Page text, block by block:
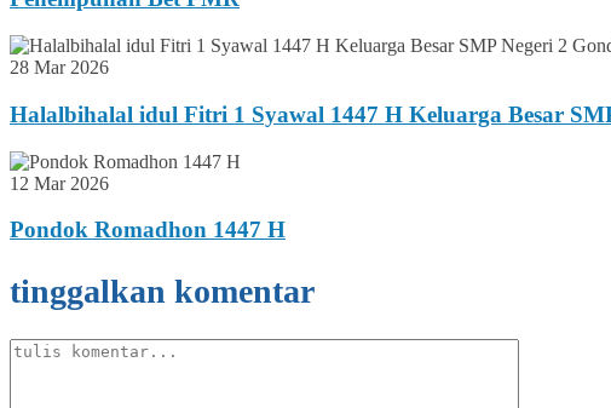
28 Mar 2026
Halalbihalal idul Fitri 1 Syawal 1447 H Keluarga Besar
12 Mar 2026
Pondok Romadhon 1447 H
tinggalkan komentar